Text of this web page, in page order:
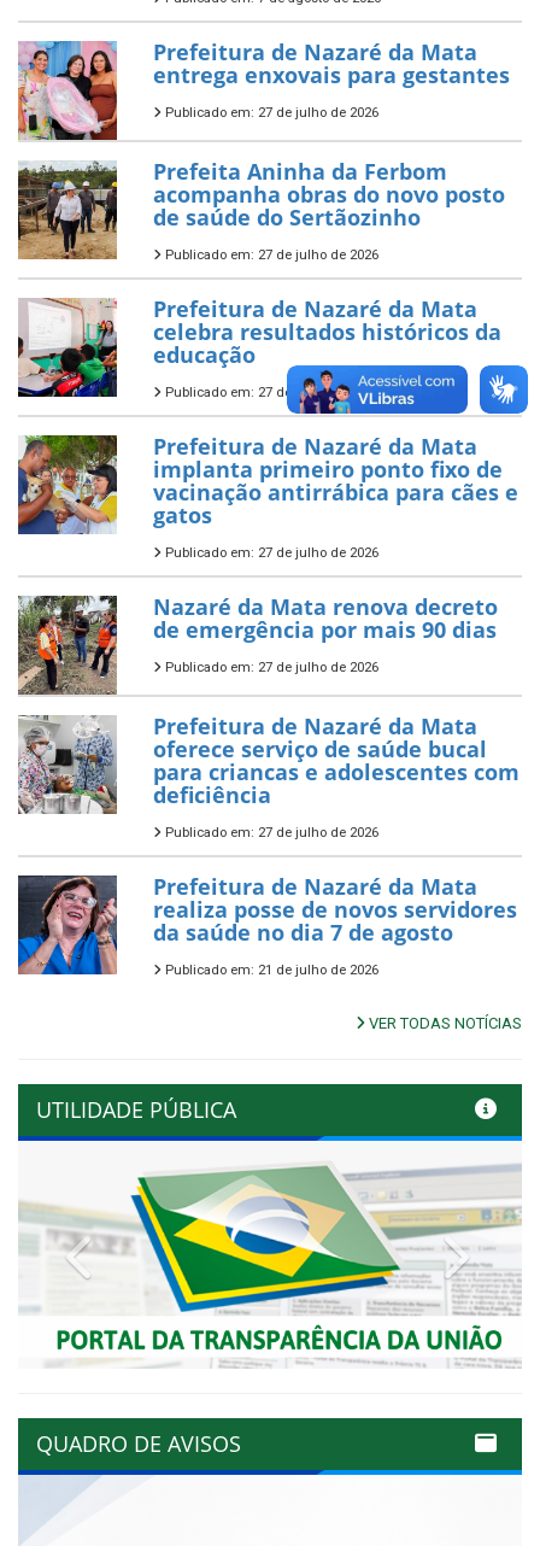
Prefeitura de Nazaré da Mata
entrega enxovais para gestantes
Publicado em: 27 de julho de 2026
Prefeita Aninha da Ferbom
acompanha obras do novo posto
de saúde do Sertãozinho
Publicado em: 27 de julho de 2026
Prefeitura de Nazaré da Mata
celebra resultados históricos da
educação
Publicado em: 27 de julho de 2026
Prefeitura de Nazaré da Mata
implanta primeiro ponto fixo de
vacinação antirrábica para cães e
gatos
Publicado em: 27 de julho de 2026
Nazaré da Mata renova decreto
de emergência por mais 90 dias
Publicado em: 27 de julho de 2026
Prefeitura de Nazaré da Mata
oferece serviço de saúde bucal
para criancas e adolescentes com
deficiência
Publicado em: 27 de julho de 2026
Prefeitura de Nazaré da Mata
realiza posse de novos servidores
da saúde no dia 7 de agosto
Publicado em: 21 de julho de 2026
VER TODAS NOTÍCIAS
UTILIDADE PÚBLICA
Previous Next
QUADRO DE AVISOS